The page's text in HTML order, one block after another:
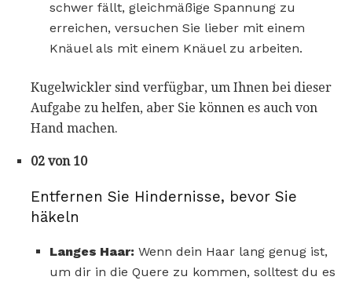
schwer fällt, gleichmäßige Spannung zu
erreichen, versuchen Sie lieber mit einem
Knäuel als mit einem Knäuel zu arbeiten.
Kugelwickler sind verfügbar, um Ihnen bei dieser
Aufgabe zu helfen, aber Sie können es auch von
Hand machen.
02 von 10
Entfernen Sie Hindernisse, bevor Sie
häkeln
Langes Haar: Wenn dein Haar lang genug ist,
um dir in die Quere zu kommen, solltest du es